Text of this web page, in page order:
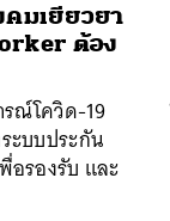
คมเยียวยา
ต้อง
ณ์โควิด-19
ะบบประกัน
อรองรับ และ